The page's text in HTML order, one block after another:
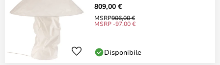
809,00 €
MSRP906,00 €
MSRP -97,00 €
Disponibile